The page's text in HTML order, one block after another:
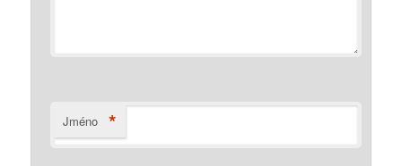
Jméno *